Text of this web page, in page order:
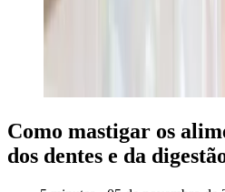
Como mastigar os
dos dentes e da